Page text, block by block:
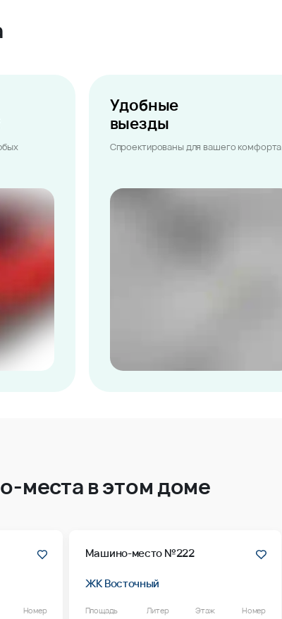
Удобные
выезды
Спроектированы для вашего комфорта
места в этом доме
Номер
Машино-место №222
ЖК Восточный
Площадь Литер Этаж Номер